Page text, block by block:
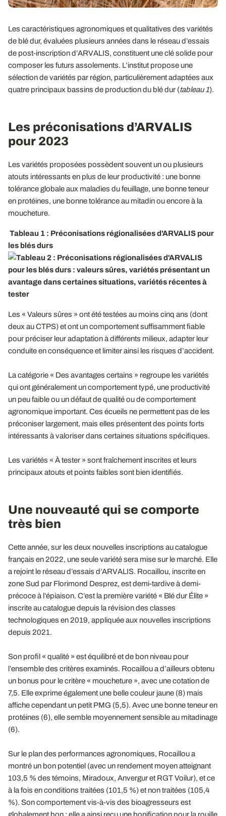
Les caractéristiques agronomiques et qualitatives des variétés
de blé dur, évaluées plusieurs années dans le réseau d’essais
de post-inscription d’ARVALIS, constituent une clé solide pour
composer les futurs assolements. L’institut propose une
sélection de variétés par région, particulièrement adaptées aux
quatre principaux bassins de production du blé dur (tableau 1).
Les préconisations d’ARVALIS
pour 2023
Les variétés proposées possèdent souvent un ou plusieurs
atouts intéressants en plus de leur productivité : une bonne
tolérance globale aux maladies du feuillage, une bonne teneur
en protéines, une bonne tolérance au mitadin ou encore à la
moucheture.
Tableau 1 : Préconisations régionalisées d'ARVALIS pour
les blés durs
Les « Valeurs sûres » ont été testées au moins cinq ans (dont
deux au CTPS) et ont un comportement suffisamment fiable
pour préciser leur adaptation à différents milieux, adapter leur
conduite en conséquence et limiter ainsi les risques d’accident.
La catégorie « Des avantages certains » regroupe les variétés
qui ont généralement un comportement typé, une productivité
un peu faible ou un défaut de qualité ou de comportement
agronomique important. Ces écueils ne permettent pas de les
préconiser largement, mais elles présentent des points forts
intéressants à valoriser dans certaines situations spécifiques.
Les variétés « À tester » sont fraîchement inscrites et leurs
principaux atouts et points faibles sont bien identifiés.
Une nouveauté qui se comporte
très bien
Cette année, sur les deux nouvelles inscriptions au catalogue
français en 2022, une seule variété sera mise sur le marché. Elle
a rejoint le réseau d’essais d’ARVALIS. Rocaillou, inscrite en
zone Sud par Florimond Desprez, est demi-tardive à demi-
précoce à l’épiaison. C’est la première variété « Blé dur Élite »
inscrite au catalogue depuis la révision des classes
technologiques en 2019, appliquée aux nouvelles inscriptions
depuis 2021.
Son profil « qualité » est équilibré et de bon niveau pour
l’ensemble des critères examinés. Rocaillou a d’ailleurs obtenu
un bonus pour le critère « moucheture », avec une cotation de
7,5. Elle exprime également une belle couleur jaune (8) mais
affiche cependant un petit PMG (5,5). Avec une bonne teneur en
protéines (6), elle semble moyennement sensible au mitadinage
(6).
Sur le plan des performances agronomiques, Rocaillou a
montré un bon potentiel (avec un rendement moyen atteignant
103,5 % des témoins, Miradoux, Anvergur et RGT Voilur), et ce
à la fois en conditions traitées (101,5 %) et non traitées (105,4
%). Son comportement vis-à-vis des bioagresseurs est
globalement bon ; elle a ainsi reçu une bonification pour la rouille